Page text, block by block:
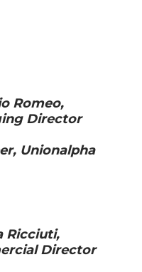
Romeo,
Director
Unionalpha
Ricciuti,
Director